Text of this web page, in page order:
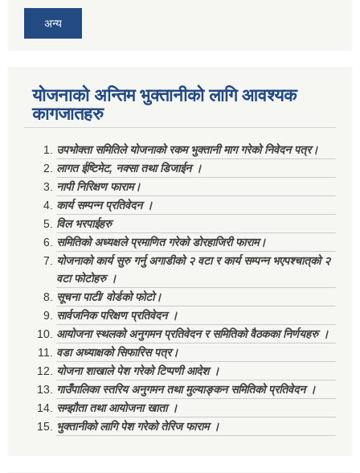
अन्य
योजनाको अन्तिम भुक्तानीको लागि आवश्यक
कागजातहरु
उपभोक्ता समितिले योजनाको रकम भुक्तानी माग गरेको निवेदन पत्र।
लागत ईष्टिमेट, नक्सा तथा डिजाईन ।
नापी निरिक्षण फाराम।
कार्य सम्पन्न प्रतिवेदन ।
विल भरपाईहरु
समितिको अध्यक्षले प्रमाणित गरेको डोरहाजिरी फाराम।
योजनाको कार्य सुरु गर्नु अगाडीको २ वटा र कार्य सम्पन्न भएपश्चात्‌को २
वटा फोटोहरु ।
सूचना पाटी/ वोर्डको फोटो।
सार्वजनिक परिक्षण प्रतिवेदन ।
आयोजना स्थलको अनुगमन प्रतिवेदन र समितिको वैठकका निर्णयहरु ।
वडा अध्याक्षको सिफारिस पत्र।
योजना शाखाले पेश गरेको टिप्पणी आदेश ।
गाउँपालिका स्तरिय अनुगमन तथा मुल्याङ्कन समितिको प्रतिवेदन ।
सम्झौता तथा आयोजना खाता ।
भुक्तानीको लागि पेश गरेको तेरिज फाराम ।